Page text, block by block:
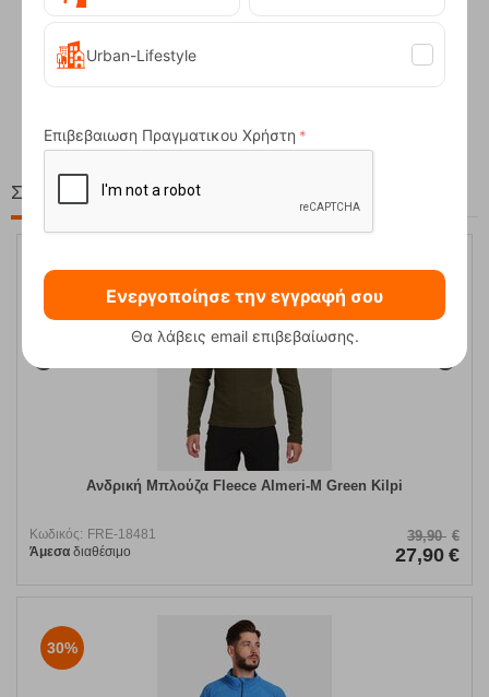
Compact Ocean Blue Τηλεσκοπικά Μπατόν Πεζ...
Στη ίδια Τιμή!
Ανδρική Μπλούζα Fleece Almeri-M Green Kilpi
Κωδικός: FRE-18481
Άμεσα διαθέσιμο
39,90 €
27,90 €
30%
Urban-Lifestyle
Επιβεβαιωση Πραγματικου Χρήστη
Ενεργοποίησε την εγγραφή σου
Θα λάβεις email επιβεβαίωσης.